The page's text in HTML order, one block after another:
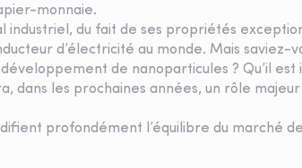
monnaie.
industriel, du fait de ses propriétés
d’électricité au monde. Mais saviez-
de nanoparticules ? Qu’il est
dans les prochaines années, un rôle
profondément l’équilibre du marché